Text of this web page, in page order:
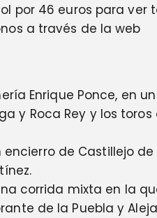
por 46 euros para ver
a través de la web
Enrique Ponce, en
y Roca Rey y los toros
encierro de Castillejo
corrida mixta en la
de la Puebla y